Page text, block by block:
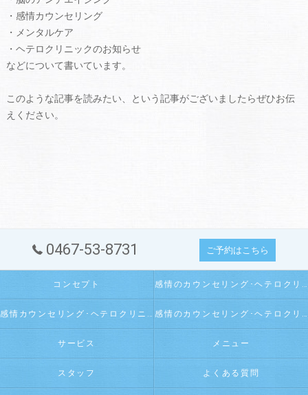
・感情カウンセリング
・メンタルケア
・ヘテロクリニックのお知らせ
などについて書いています。
このような記事を読みたい、という記事がございましたらぜひお伝
えください。
0467-53-8731 ご予約はこちら
コンセプト 感情のカウンセリング･ヘテロクリニックの口コミ情報
感情カウンセリング･ヘテロクリニックの評判 感情のカウンセリング･ヘテロクリニックのお客様の声
サービス メニュー
スタッフ よくある質問